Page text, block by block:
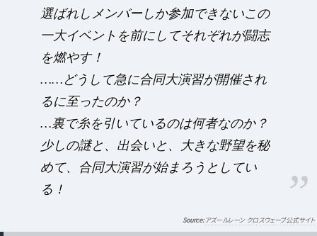
選ばれしメンバーしか参加できないこの
一大イベントを前にしてそれぞれが闘志
を燃やす！
……どうして急に合同大演習が開催され
るに至ったのか？
…裏で糸を引いているのは何者なのか？
少しの謎と、出会いと、大きな野望を秘
めて、合同大演習が始まろうとしてい
る！
アズールレーン クロスウェーブ公式サイト